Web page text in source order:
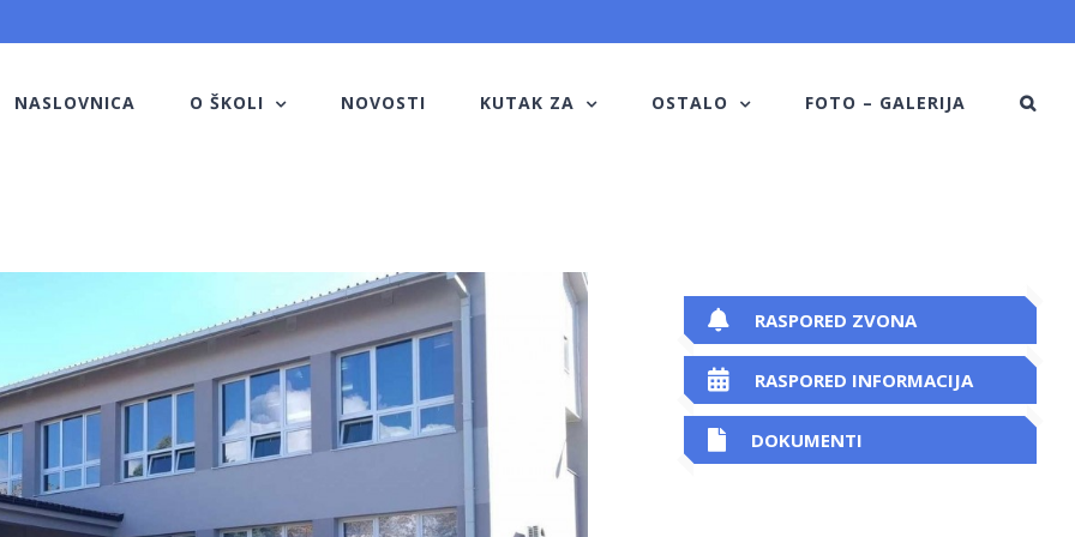
NASLOVNICA O ŠKOLI NOVOSTI KUTAK ZA OSTALO FOTO – GALERIJA
RASPORED ZVONA
RASPORED INFORMACIJA
DOKUMENTI